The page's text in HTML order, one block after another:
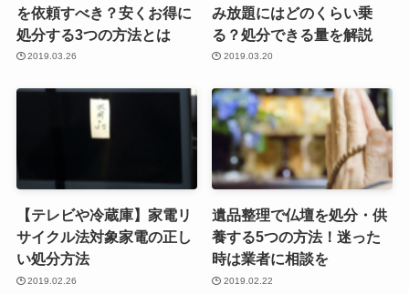
を依頼すべき？安くお得に
処分する3つの方法とは
2019.03.26
み放題にはどのくらい乗
る？処分できる量を解説
2019.03.20
【テレビや冷蔵庫】家電リ
サイクル法対象家電の正し
い処分方法
2019.02.26
遺品整理で仏壇を処分・供
養する5つの方法！迷った
時は業者に相談を
2019.02.22